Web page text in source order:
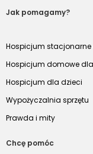
Jak pomagamy?
Hospicjum stacjonarne
Hospicjum domowe
Hospicjum dla dzieci
Wypożyczalnia sprzętu
Prawda i mity
Chcę pomóc